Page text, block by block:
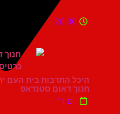
היכל התרבות בית העם ירושלים
20:30
חנוך דאום סטנדאפ
יום ד'